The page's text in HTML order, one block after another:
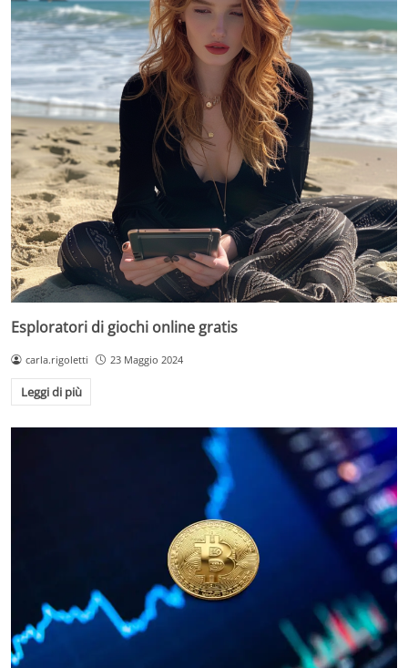
Esploratori di giochi online gratis
carla.rigoletti 23 Maggio 2024
Leggi di più